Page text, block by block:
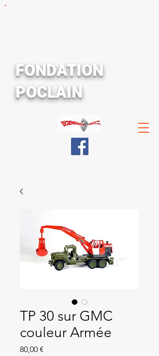
FONDATION
POCLAIN
TP 30 sur GMC
couleur Armée
80,00 €